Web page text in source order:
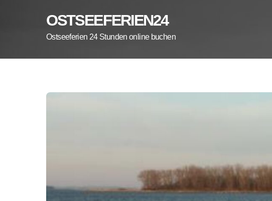
OSTSEEFERIEN24
Ostseeferien 24 Stunden online buchen